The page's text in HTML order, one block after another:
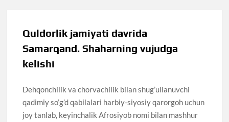
Quldorlik jamiyati davrida
Samarqand. Shaharning vujudga
kelishi
Dehqonchilik va chorvachilik bilan shug’ullanuvchi
qadimiy so’g’d qabilalari harbiy-siyosiy qarorgoh uchun
joy tanlab, keyinchalik Afrosiyob nomi bilan mashhur